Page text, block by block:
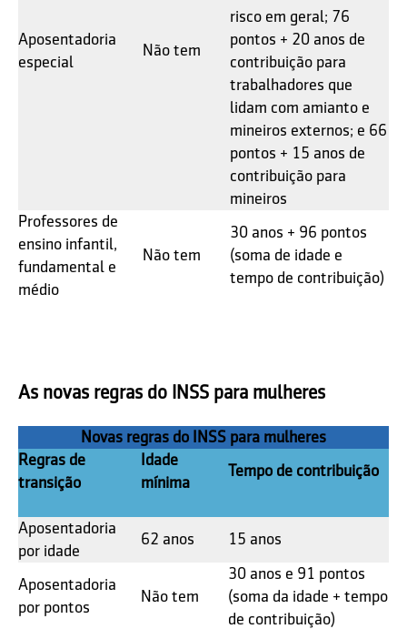
Aposentadoria
especial
Não tem
risco em geral; 76
pontos + 20 anos de
contribuição para
trabalhadores que
lidam com amianto e
mineiros externos; e 66
pontos + 15 anos de
contribuição para
mineiros
Professores de
ensino infantil,
fundamental e
médio
Não tem
30 anos + 96 pontos
(soma de idade e
tempo de contribuição)
As novas regras do INSS para mulheres
Novas regras do INSS para mulheres
Regras de
transição
Idade
mínima
Tempo de contribuição
Aposentadoria
por idade
62 anos 15 anos
Aposentadoria
por pontos
Não tem
30 anos e 91 pontos
(soma da idade + tempo
de contribuição)